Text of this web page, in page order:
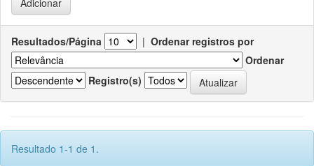
Resultados/Página | Ordenar registros por
Ordenar
Registro(s)
Resultado 1-1 de 1.